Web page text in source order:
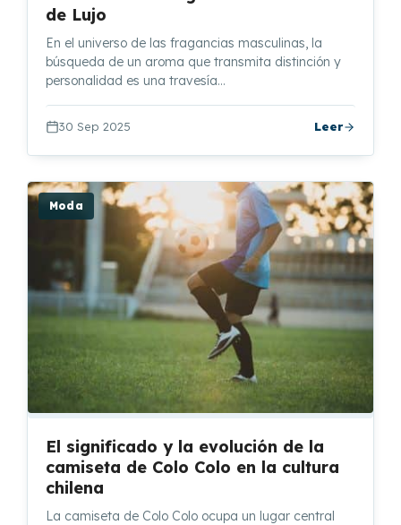
de Lujo
En el universo de las fragancias masculinas, la
búsqueda de un aroma que transmita distinción y
personalidad es una travesía…
30 Sep 2025 Leer
Moda
El significado y la evolución de la
camiseta de Colo Colo en la cultura
chilena
La camiseta de Colo Colo ocupa un lugar central